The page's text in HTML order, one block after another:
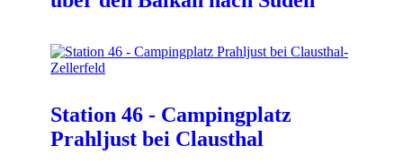
Station 46 - Campingplatz
Prahljust bei Clausthal